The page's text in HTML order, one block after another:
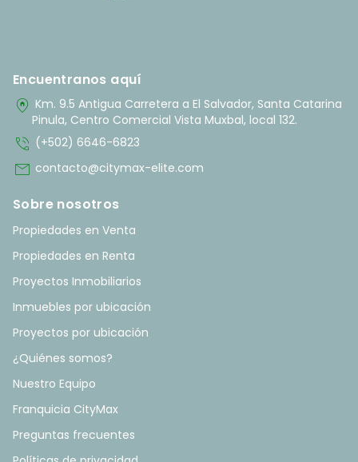
Encuentranos aquí
home_pin Km. 9.5 Antigua Carretera a El Salvador, Santa Catarina
Pinula, Centro Comercial Vista Muxbal, local 132.
phone_in_talk (+502) 6646-6823
mail contacto@citymax-elite.com
Sobre nosotros
Propiedades en Venta
Propiedades en Renta
Proyectos Inmobiliarios
Inmuebles por ubicación
Proyectos por ubicación
¿Quiénes somos?
Nuestro Equipo
Franquicia CityMax
Preguntas frecuentes